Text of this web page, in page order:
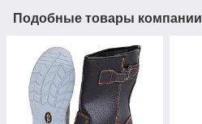
Подобные товары компании